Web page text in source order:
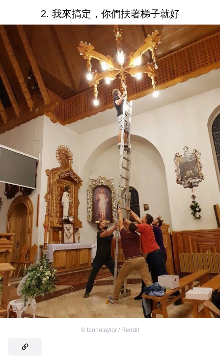
2. 我來搞定，你們扶著梯子就好
© tbonetaylor / Reddit